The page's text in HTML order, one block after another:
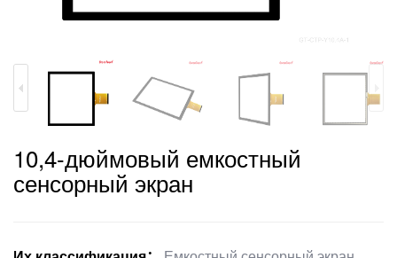
10,4-дюймовый емкостный
сенсорный экран